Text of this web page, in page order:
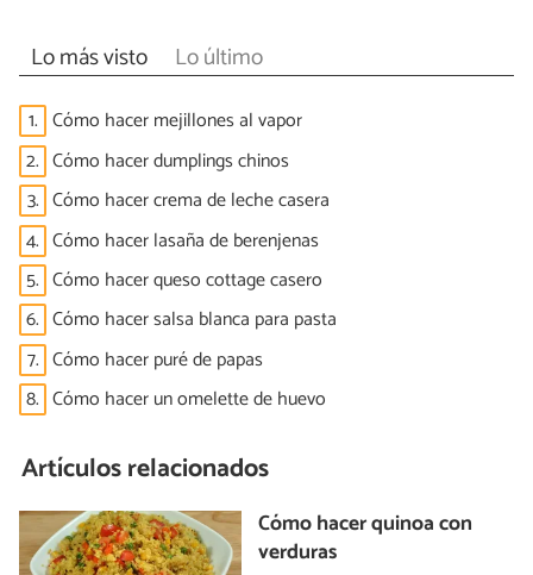
Lo más visto Lo último
1. Cómo hacer mejillones al vapor
2. Cómo hacer dumplings chinos
3. Cómo hacer crema de leche casera
4. Cómo hacer lasaña de berenjenas
5. Cómo hacer queso cottage casero
6. Cómo hacer salsa blanca para pasta
7. Cómo hacer puré de papas
8. Cómo hacer un omelette de huevo
Artículos relacionados
Cómo hacer quinoa con
verduras